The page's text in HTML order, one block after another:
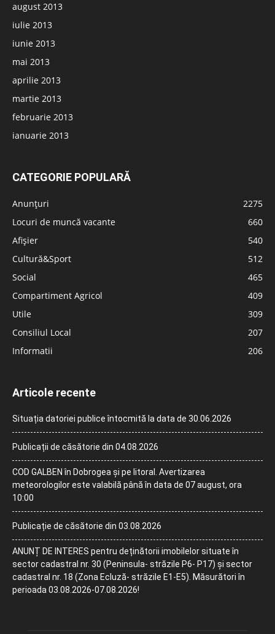
august 2013
iulie 2013
iunie 2013
mai 2013
aprilie 2013
martie 2013
februarie 2013
ianuarie 2013
CATEGORIE POPULARĂ
Anunțuri
2275
Locuri de muncă vacante
660
Afișier
540
Cultură&Sport
512
Social
465
Compartiment Agricol
409
Utile
309
Consiliul Local
207
Informatii
206
Articole recente
Situația datoriei publice întocmită la data de 30.06.2026
Publicații de căsătorie din 04.08.2026
COD GALBEN în Dobrogea și pe litoral. Avertizarea
meteorologilor este valabilă până în data de 07 august, ora
10:00
Publicație de căsătorie din 03.08.2026
ANUNȚ DE INTERES pentru deținătorii imobilelor situate în
sector cadastral nr. 30 (Peninsula- străzile P6- P17) și sector
cadastral nr. 18 (Zona Ecluză- străzile E1-E5). Măsurători în
perioada 03.08.2026-07.08.2026!